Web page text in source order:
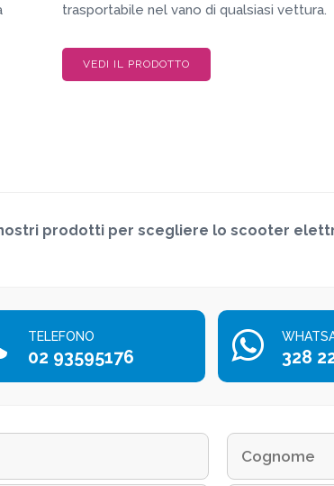
trasportabile nel vano di qualsiasi vettura.
VEDI IL PRODOTTO
prodotti per scegliere lo scooter
TELEFONO
02 93595176 328